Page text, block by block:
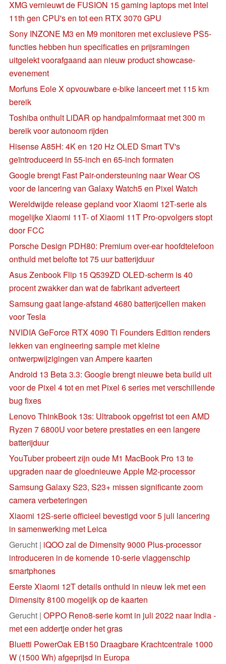
XMG vernieuwt de FUSION 15 gaming laptops met Intel
11th gen CPU's en tot een RTX 3070 GPU
Sony INZONE M3 en M9 monitoren met exclusieve PS5-
functies hebben hun specificaties en prijsramingen
uitgelekt voorafgaand aan nieuw product showcase-
evenement
Morfuns Eole X opvouwbare e-bike lanceert met 115 km
bereik
Toshiba onthult LiDAR op handpalmformaat met 300 m
bereik voor autonoom rijden
Hisense A85H: 4K en 120 Hz OLED Smart TV's
geïntroduceerd in 55-inch en 65-inch formaten
Google brengt Fast Pair-ondersteuning naar Wear OS
voor de lancering van Galaxy Watch5 en Pixel Watch
Wereldwijde release gepland voor Xiaomi 12T-serie als
mogelijke Xiaomi 11T- of Xiaomi 11T Pro-opvolgers stopt
door FCC
Porsche Design PDH80: Premium over-ear hoofdtelefoon
onthuld met belofte tot 75 uur batterijduur
Asus Zenbook Flip 15 Q539ZD OLED-scherm is 40
procent zwakker dan wat de fabrikant adverteert
Samsung gaat lange-afstand 4680 batterijcellen maken
voor Tesla
NVIDIA GeForce RTX 4090 Ti Founders Edition renders
lekken van engineering sample met kleine
ontwerpwijzigingen van Ampere kaarten
Android 13 Beta 3.3: Google brengt nieuwe beta build uit
voor de Pixel 4 tot en met Pixel 6 series met verschillende
bug fixes
Lenovo ThinkBook 13s: Ultrabook opgefrist tot een AMD
Ryzen 7 6800U voor betere prestaties en een langere
batterijduur
YouTuber probeert zijn oude M1 MacBook Pro 13 te
upgraden naar de gloednieuwe Apple M2-processor
Samsung Galaxy S23, S23+ missen significante zoom
camera verbeteringen
Xiaomi 12S-serie officieel bevestigd voor 5 juli lancering
in samenwerking met Leica
Gerucht | iQOO zal de Dimensity 9000 Plus-processor
introduceren in de komende 10-serie vlaggenschip
smartphones
Eerste Xiaomi 12T details onthuld in nieuw lek met een
Dimensity 8100 mogelijk op de kaarten
Gerucht | OPPO Reno8-serie komt in juli 2022 naar India -
met een addertje onder het gras
Bluetti PowerOak EB150 Draagbare Krachtcentrale 1000
W (1500 Wh) afgeprijsd in Europa